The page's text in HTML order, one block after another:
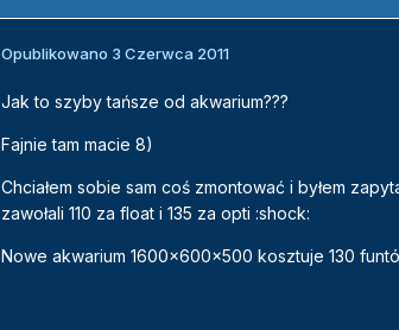
Opublikowano 3 Czerwca 2011
Jak to szyby tańsze od akwarium???
Fajnie tam macie 8)
Chciałem sobie sam coś zmontować i byłem
zawołali 110 za float i 135 za opti :shock:
Nowe akwarium 1600x600x500 kosztuje 130